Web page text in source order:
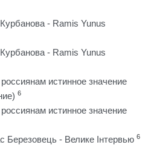
- Ramis Yunus
- Ramis Yunus
истинное значение
6
истинное значение
Березовець - Велике Інтервью 6